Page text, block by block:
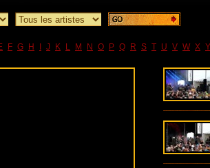
F G H J K L M N O P Q R S T U V W X Y